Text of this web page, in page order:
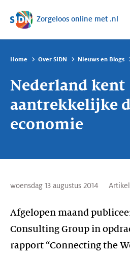
Sla navigatie over
Zorgeloos online met .nl
Home Over SIDN Nieuws en Blogs
Nederland kent
aantrekkelijke
economie
woensdag 13 augustus 2014
Afgelopen maand
Consulting Group in
rapport “Connecting the